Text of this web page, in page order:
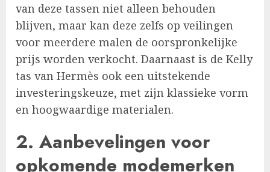
van deze tassen niet alleen behouden
blijven, maar kan deze zelfs op veilingen
voor meerdere malen de oorspronkelijke
prijs worden verkocht. Daarnaast is de Kelly
tas van Hermès ook een uitstekende
investeringskeuze, met zijn klassieke vorm
en hoogwaardige materialen.
2. Aanbevelingen voor
opkomende modemerken